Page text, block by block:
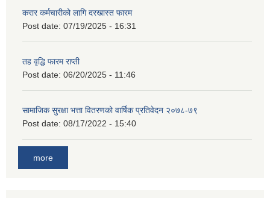
करार कर्मचारीको लागि दरखास्त फारम
Post date: 07/19/2025 - 16:31
तह वृद्धि फारम राप्ती
Post date: 06/20/2025 - 11:46
सामाजिक सुरक्षा भत्ता वितरणको वार्षिक प्रतिवेदन २०७८-७९
Post date: 08/17/2022 - 15:40
more